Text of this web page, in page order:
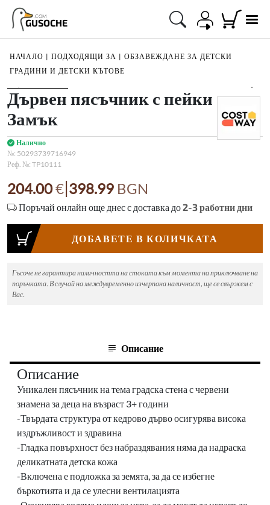
GUSOCHE
.COM
НАЧАЛО | ПОДХОДЯЩИ ЗА | ОБЗАВЕЖДАНЕ ЗА ДЕТСКИ
ГРАДИНИ И ДЕТСКИ КЪТОВЕ
1/2
Дървен пясъчник с пейки
Замък
Налично
№: 50293739716949
Реф. №: TP10111
204.00€|398.99 BGN
Поръчай онлайн още днес с доставка до2-3работни дни
ДОБАВЕТЕ В КОЛИЧКАТА
Гъсоче не гарантира наличността на стоката към момента на приключване на
поръчката. В случай на междувременно изчерпана наличност, ще се свържем с
Вас.
Описание
Описание
Уникален пясъчник на тема градска стена с червени
знамена за деца на възраст 3+ години
-Твърдата структура от кедрово дърво осигурява висока
издръжливост и здравина
-Гладка повърхност без набраздявания няма да надраска
деликатната детска кожа
-Включена е подложка за земята, за да се избегне
бъркотията и да се улесни вентилацията